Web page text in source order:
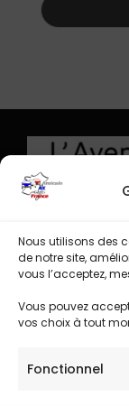
Nous utilisons des
de notre site,
vous l’acceptez,
Vous pouvez
vos choix à tout
Fonctionnel